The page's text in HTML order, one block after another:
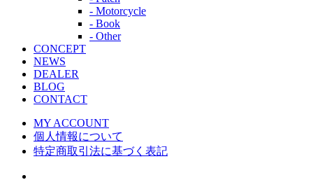
- Motorcycle
- Book
- Other
CONCEPT
NEWS
DEALER
BLOG
CONTACT
MY ACCOUNT
個人情報について
特定商取引法に基づく表記